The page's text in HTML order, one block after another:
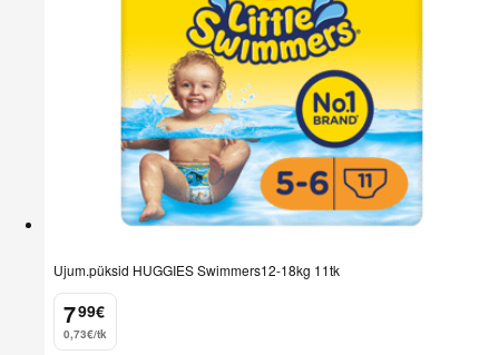
Ujum.püksid HUGGIES Swimmers12-18kg 11tk
7
. 99€
0,73€/tk